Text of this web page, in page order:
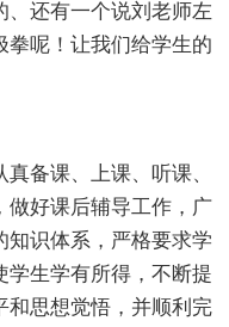
、还有一个说刘老师左
拳呢！让我们给学生的
备课、上课、听课、
做好课后辅导工作，广
知识体系，严格要求学
学生学有所得，不断提
和思想觉悟，并顺利完